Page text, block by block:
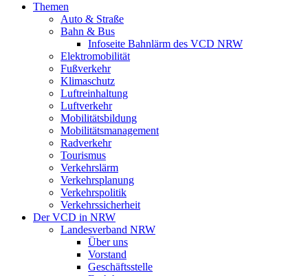
Themen
Auto & Straße
Bahn & Bus
Infoseite Bahnlärm des VCD NRW
Elektromobilität
Fußverkehr
Klimaschutz
Luftreinhaltung
Luftverkehr
Mobilitätsbildung
Mobilitätsmanagement
Radverkehr
Tourismus
Verkehrslärm
Verkehrsplanung
Verkehrspolitik
Verkehrssicherheit
Der VCD in NRW
Landesverband NRW
Über uns
Vorstand
Geschäftsstelle